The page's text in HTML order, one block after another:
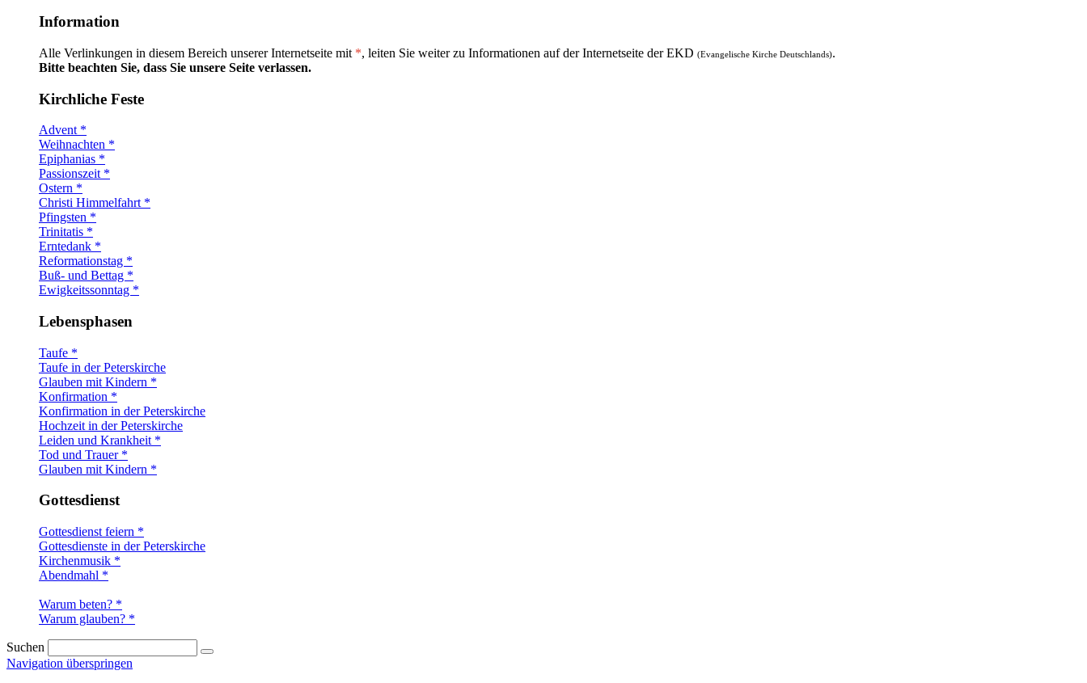
Information
Alle Verlinkungen in diesem Bereich unserer Internetseite mit *, leiten Sie weiter zu Informationen auf der Internetseite der EKD (Evangelische Kirche Deutschlands).
Bitte beachten Sie, dass Sie unsere Seite verlassen.
Kirchliche Feste
Advent *
Weihnachten *
Epiphanias *
Passionszeit *
Ostern *
Christi Himmelfahrt *
Pfingsten *
Trinitatis *
Erntedank *
Reformationstag *
Buß- und Bettag *
Ewigkeitssonntag *
Lebensphasen
Taufe *
Taufe in der Peterskirche
Glauben mit Kindern *
Konfirmation *
Konfirmation in der Peterskirche
Hochzeit in der Peterskirche
Leiden und Krankheit *
Tod und Trauer *
Glauben mit Kindern *
Gottesdienst
Gottesdienst feiern *
Gottesdienste in der Peterskirche
Kirchenmusik *
Abendmahl *
Warum beten? *
Warum glauben? *
Suchen
Navigation überspringen